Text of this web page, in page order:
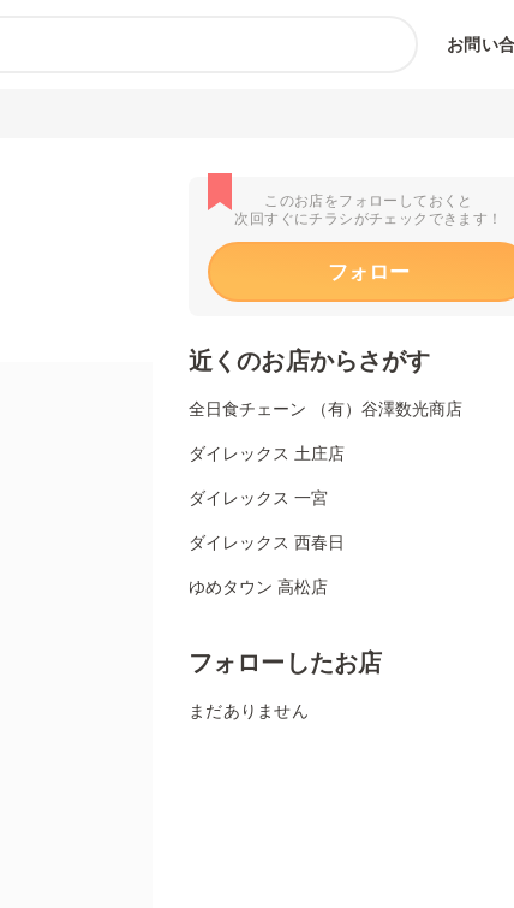
お問い
このお店をフォローしておくと
次回すぐにチラシがチェックできます！
フォロー
近くのお店からさがす
全日食チェーン （有）谷澤数光商店
ダイレックス 土庄店
ダイレックス 一宮
ダイレックス 西春日
ゆめタウン 高松店
フォローしたお店
まだありません